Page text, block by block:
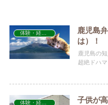
鹿児島
は）！
鹿児島の
超絶ドハ
子供が